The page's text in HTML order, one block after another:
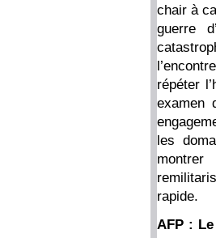
chair à
guerre
répéter
examen
les
rapide.
AFP :